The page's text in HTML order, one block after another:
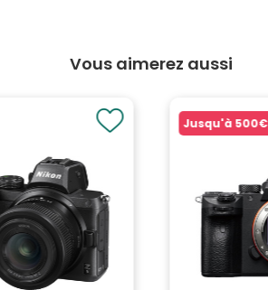
Vous aimerez aussi
Jusqu'à 500€